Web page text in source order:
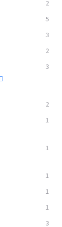
2
5
3
2
3
2
1
1
1
1
1
3